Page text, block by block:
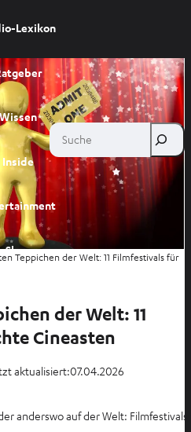
Lexikon
Wissen
Inside
Shop
Suche
Teppichen der Welt: 11 Filmfestivals für
der Welt: 11
Cineasten
aktualisiert:07.04.2026
anderswo auf der Welt: